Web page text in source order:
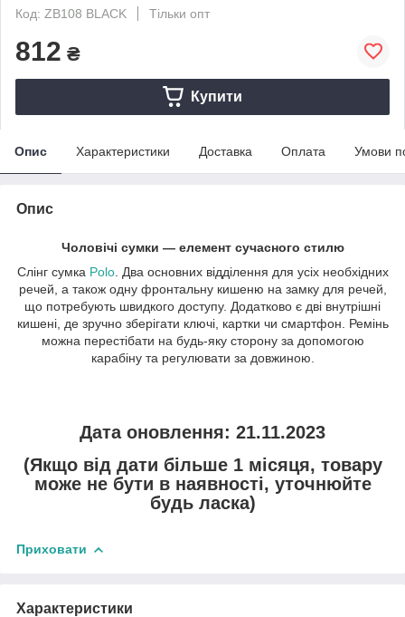
Код: ZB108 BLACK
Тільки опт
812 ₴
Купити
Опис Характеристики Доставка Оплата Умови
Опис
Чоловічі сумки — елемент сучасного стилю
Слінг сумка Polo. Два основних відділення для усіх необхідних
речей, а також одну фронтальну кишеню на замку для речей,
що потребують швидкого доступу. Додатково є дві внутрішні
кишені, де зручно зберігати ключі, картки чи смартфон. Ремінь
можна перестібати на будь-яку сторону за допомогою
карабіну та регулювати за довжиною.
Дата оновлення: 21.11.2023
(Якщо від дати більше 1 місяця, товару
може не бути в наявності, уточнюйте
будь ласка)
Приховати
Характеристики